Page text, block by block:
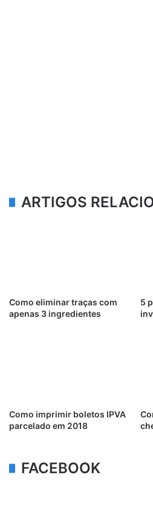
ARTIGOS
Como eliminar traças com
apenas 3 ingredientes
5
Como imprimir boletos IPVA
parcelado em 2018
FACEBOOK